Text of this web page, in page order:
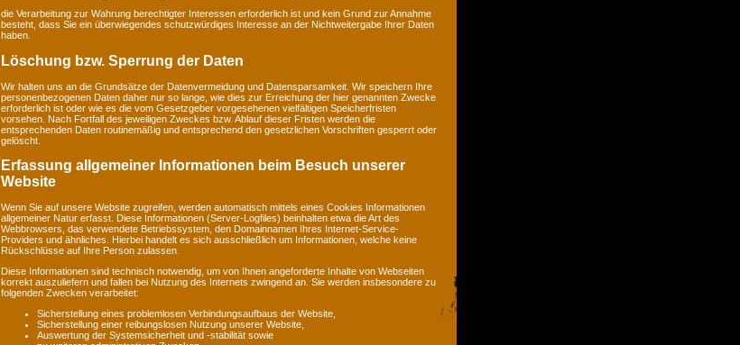
die Verarbeitung zur Wahrung berechtigter Interessen erforderlich ist und kein Grund zur Annahme
besteht, dass Sie ein überwiegendes schutzwürdiges Interesse an der Nichtweitergabe Ihrer Daten
haben.
Löschung bzw. Sperrung der Daten
Wir halten uns an die Grundsätze der Datenvermeidung und Datensparsamkeit. Wir speichern Ihre
personenbezogenen Daten daher nur so lange, wie dies zur Erreichung der hier genannten Zwecke
erforderlich ist oder wie es die vom Gesetzgeber vorgesehenen vielfältigen Speicherfristen
vorsehen. Nach Fortfall des jeweiligen Zweckes bzw. Ablauf dieser Fristen werden die
entsprechenden Daten routinemäßig und entsprechend den gesetzlichen Vorschriften gesperrt oder
gelöscht.
Erfassung allgemeiner Informationen beim Besuch unserer
Website
Wenn Sie auf unsere Website zugreifen, werden automatisch mittels eines Cookies Informationen
allgemeiner Natur erfasst. Diese Informationen (Server-Logfiles) beinhalten etwa die Art des
Webbrowsers, das verwendete Betriebssystem, den Domainnamen Ihres Internet-Service-
Providers und ähnliches. Hierbei handelt es sich ausschließlich um Informationen, welche keine
Rückschlüsse auf Ihre Person zulassen.
Diese Informationen sind technisch notwendig, um von Ihnen angeforderte Inhalte von Webseiten
korrekt auszuliefern und fallen bei Nutzung des Internets zwingend an. Sie werden insbesondere zu
folgenden Zwecken verarbeitet:
Sicherstellung eines problemlosen Verbindungsaufbaus der Website,
Sicherstellung einer reibungslosen Nutzung unserer Website,
Auswertung der Systemsicherheit und -stabilität sowie